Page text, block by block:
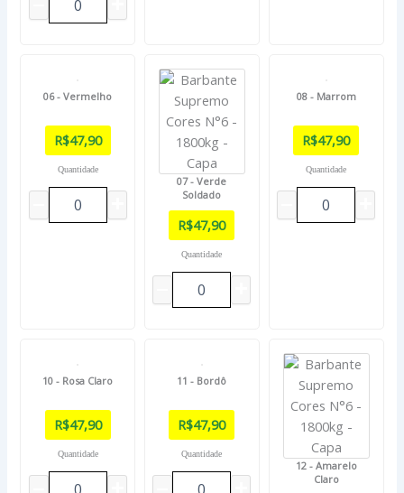
06 - Vermelho
R$47,90
Quantidade
07 - Verde
Soldado
R$47,90
Quantidade
08 - Marrom
R$47,90
Quantidade
10 - Rosa Claro
R$47,90
Quantidade
11 - Bordô
R$47,90
Quantidade
12 - Amarelo
Claro